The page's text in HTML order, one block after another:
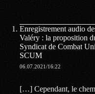
Enregistrement audio
Valéry : la proposition
Syndicat de Combat
SCUM
06.07.2021/16:22
[…] Cependant, le